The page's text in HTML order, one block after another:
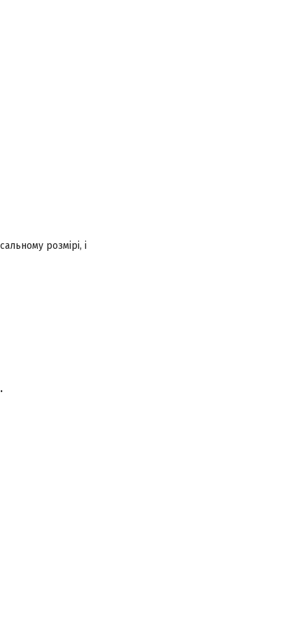
розмірі, і